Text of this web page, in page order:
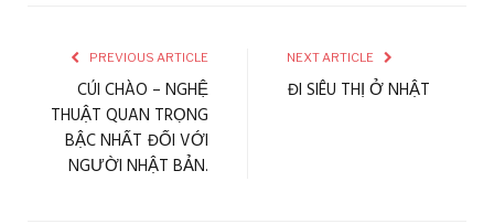
PREVIOUS ARTICLE
CÚI CHÀO – NGHỆ
THUẬT QUAN TRỌNG
BẬC NHẤT ĐỐI VỚI
NGƯỜI NHẬT BẢN.
NEXT ARTICLE
ĐI SIÊU THỊ Ở NHẬT